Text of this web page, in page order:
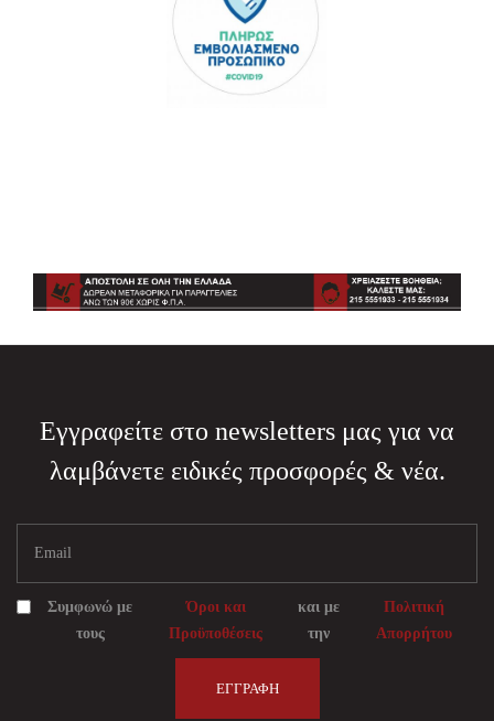
Εγγραφείτε στο newsletters μας για να
λαμβάνετε ειδικές προσφορές & νέα.
Συμφωνώ με
τους
Όροι και
Προϋποθέσεις
και με
την
Πολιτική
Απορρήτου
ΕΓΓΡΑΦΉ